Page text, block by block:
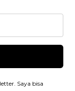
Saya bisa